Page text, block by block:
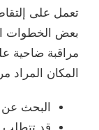
تعمل على
بعض الخطوات
مراقبة ضاحية
المكان المراد
البحث
قد تتطلب